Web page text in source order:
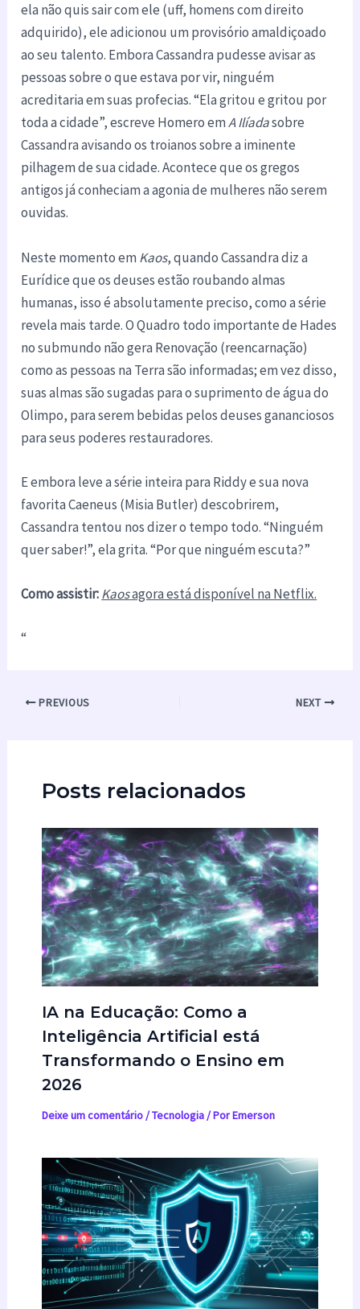
ela não quis sair com ele (uff, homens com direito
adquirido), ele adicionou um provisório amaldiçoado
ao seu talento. Embora Cassandra pudesse avisar as
pessoas sobre o que estava por vir, ninguém
acreditaria em suas profecias. “Ela gritou e gritou por
toda a cidade”, escreve Homero emA Ilíadasobre
Cassandra avisando os troianos sobre a iminente
pilhagem de sua cidade. Acontece que os gregos
antigos já conheciam a agonia de mulheres não serem
ouvidas.
Neste momento emKaos, quando Cassandra diz a
Eurídice que os deuses estão roubando almas
humanas, isso é absolutamente preciso, como a série
revela mais tarde. O Quadro todo importante de Hades
no submundo não gera Renovação (reencarnação)
como as pessoas na Terra são informadas; em vez disso,
suas almas são sugadas para o suprimento de água do
Olimpo, para serem bebidas pelos deuses gananciosos
para seus poderes restauradores.
E embora leve a série inteira para Riddy e sua nova
favorita Caeneus (Misia Butler) descobrirem,
Cassandra tentou nos dizer o tempo todo. “Ninguém
quer saber!”, ela grita. “Por que ninguém escuta?”
Como assistir:Kaosagora está disponível na Netflix.
“
PREVIOUS NEXT
Posts relacionados
IA na Educação: Como a
Inteligência Artificial está
Transformando o Ensino em
2026
Deixe um comentário/Tecnologia/ PorEmerson